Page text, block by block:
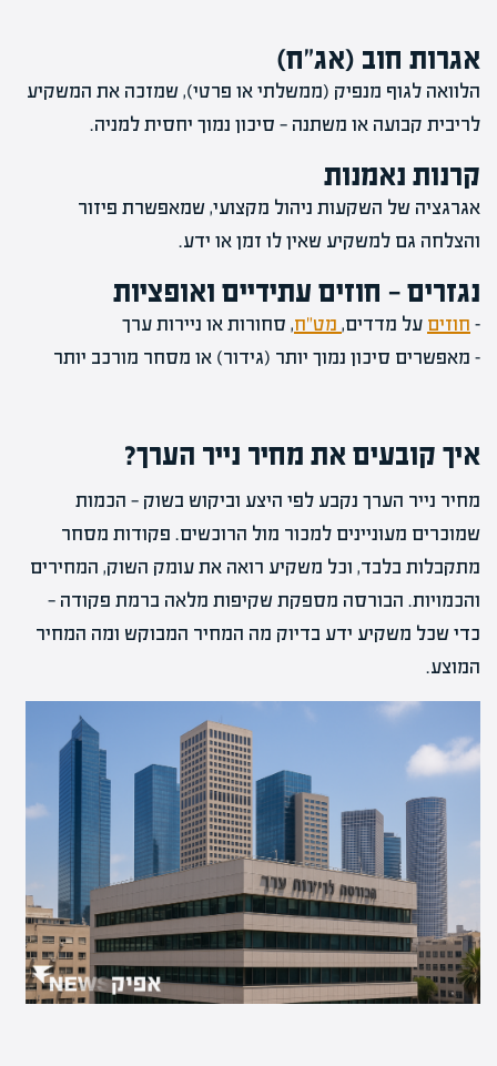
אגרות חוב (אג"ח)
הלוואה לגוף מנפיק (ממשלתי או פרטי), שמזכה את המשקיע
לריבית קבועה או משתנה — סיכון נמוך יחסית למניה.
קרנות נאמנות
אגרגציה של השקעות ניהול מקצועי, שמאפשרת פיזור
והצלחה גם למשקיע שאין לו זמן או ידע.
נגזרים — חוזים עתידיים ואופציות
– חוזים על מדדים, מט"ח, סחורות או ניירות ערך
– מאפשרים סיכון נמוך יותר (גידור) או מסחר מורכב יותר
איך קובעים את מחיר נייר הערך?
מחיר נייר הערך נקבע לפי היצע וביקוש בשוק — הכמות
שמוכרים מעוניינים למכור מול הרוכשים. פקודות מסחר
מתקבלות בלבד, וכל משקיע רואה את עומק השוק, המחירים
והכמויות. הבורסה מספקת שקיפות מלאה ברמת פקודה —
כדי שכל משקיע ידע בדיוק מה המחיר המבוקש ומה המחיר
המוצע.